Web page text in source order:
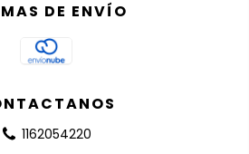
DE ENVÍO
1162054220